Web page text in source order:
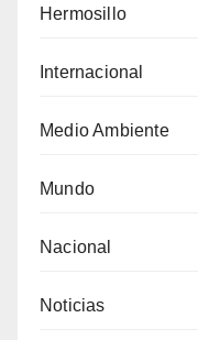
Hermosillo
Internacional
Medio Ambiente
Mundo
Nacional
Noticias